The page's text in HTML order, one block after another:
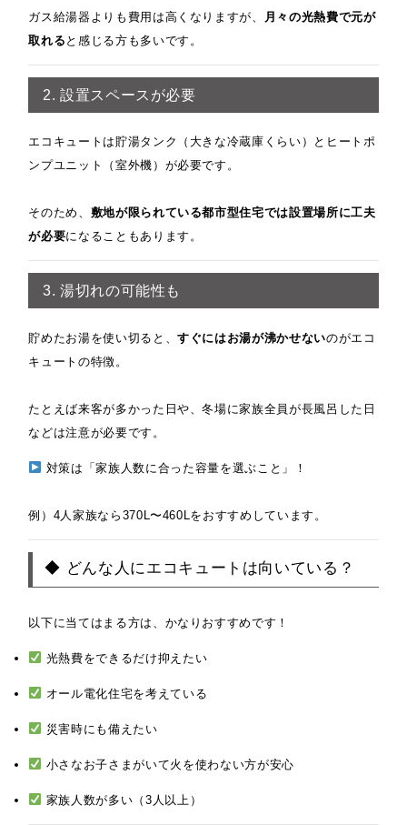
ガス給湯器よりも費用は高くなりますが、 月々の光熱費で元が
取れる と感じる方も多いです。
2. 設置スペースが必要
エコキュートは貯湯タンク（大きな冷蔵庫くらい）とヒートポ
ンプユニット（室外機）が必要です。
そのため、 敷地が限られている都市型住宅では設置場所に工夫
が必要になることもあります。
3. 湯切れの可能性も
貯めたお湯を使い切ると、すぐにはお湯が沸かせないのがエコ
キュートの特徴。
たとえば来客が多かった日や、冬場に家族全員が長風呂した日
などは注意が必要です。
対策は「家族人数に合った容量を選ぶこと」！
例）4人家族なら370L〜460Lをおすすめしています。
◆ どんな人にエコキュートは向いている？
以下に当てはまる方は、かなりおすすめです！
光熱費をできるだけ抑えたい
オール電化住宅を考えている
災害時にも備えたい
小さなお子さまがいて火を使わない方が安心
家族人数が多い（3人以上）